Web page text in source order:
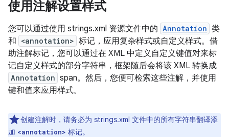
使用注解设置样式
您可以通过使用 strings.xml 资源文件中的 Annotation 类
和 <annotation> 标记，应用复杂样式或自定义样式。借
助注解标记，您可以通过在 XML 中定义自定义键值对来标
记自定义样式的部分字符串，框架随后会将该 XML 转换成
Annotation span。然后，您便可检索这些注解，并使用
键和值来应用样式。
创建注解时，请务必为 strings.xml 文件中的所有字符串翻译添
加 <annotation> 标记。